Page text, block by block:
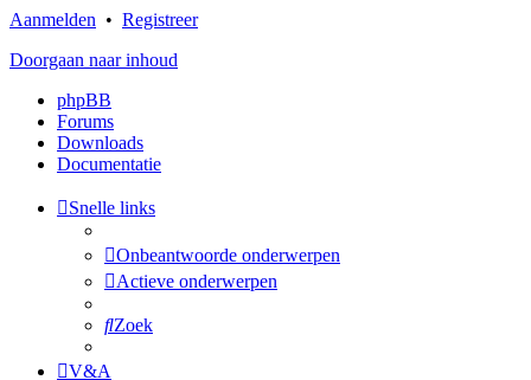
Aanmelden • Registreer
Doorgaan naar inhoud
phpBB
Forums
Downloads
Documentatie
Snelle links
Onbeantwoorde onderwerpen
Actieve onderwerpen
Zoek
V&A